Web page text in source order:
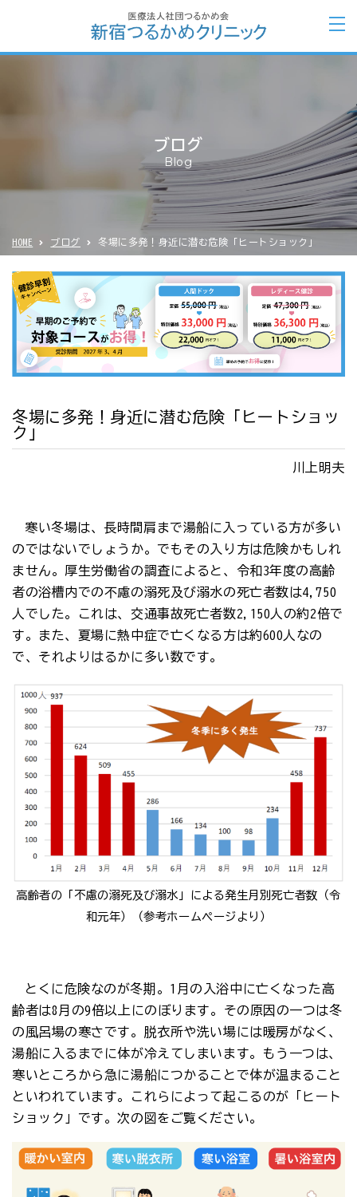
ブログ
Blog
HOME ブログ 冬場に多発！身近に潜む危険「ヒートショック」
冬場に多発！身近に潜む危険「ヒートショッ
ク」
川上明夫
寒い冬場は、長時間肩まで湯船に入っている方が多い
のではないでしょうか。でもその入り方は危険かもしれ
ません。厚生労働省の調査によると、令和3年度の高齢
者の浴槽内での不慮の溺死及び溺水の死亡者数は4,750
人でした。これは、交通事故死亡者数2,150人の約2倍で
す。また、夏場に熱中症で亡くなる方は約600人なの
で、それよりはるかに多い数です。
高齢者の「不慮の溺死及び溺水」による発生月別死亡者数（令
和元年）（参考ホームページより）
とくに危険なのが冬期。1月の入浴中に亡くなった高
齢者は8月の9倍以上にのぼります。その原因の一つは冬
の風呂場の寒さです。脱衣所や洗い場には暖房がなく、
湯船に入るまでに体が冷えてしまいます。もう一つは、
寒いところから急に湯船につかることで体が温まること
といわれています。これらによって起こるのが「ヒート
ショック」です。次の図をご覧ください。